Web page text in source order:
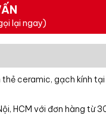
lại ngay)
ceramic, gạch kính tại
HCM với đơn hàng từ